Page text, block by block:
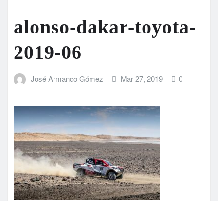
alonso-dakar-toyota-
2019-06
José Armando Gómez Mar 27, 2019 0